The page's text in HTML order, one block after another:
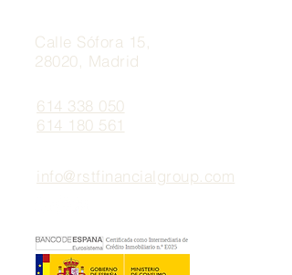
Calle Sófora 15,
28020, Madrid
614 338 050
614 180 561
info@rstfinancialgroup.com